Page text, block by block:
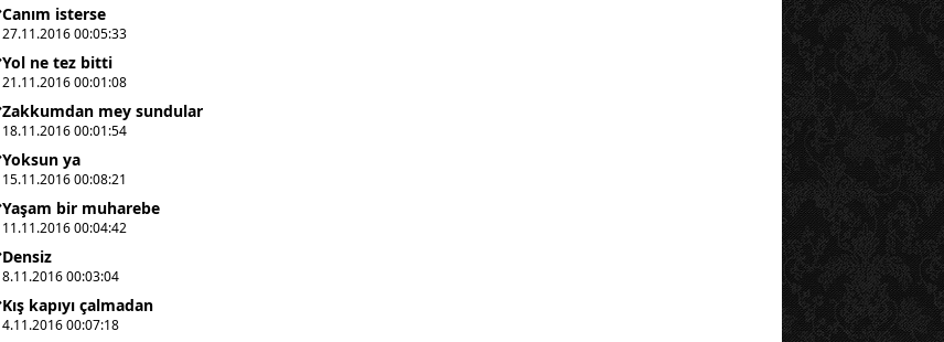
Canım isterse
27.11.2016 00:05:33
Yol ne tez bitti
21.11.2016 00:01:08
Zakkumdan mey sundular
18.11.2016 00:01:54
Yoksun ya
15.11.2016 00:08:21
Yaşam bir muharebe
11.11.2016 00:04:42
Densiz
8.11.2016 00:03:04
Kış kapıyı çalmadan
4.11.2016 00:07:18